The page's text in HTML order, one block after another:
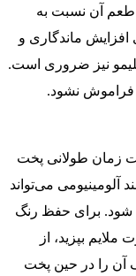
آن نسبت به
افزایش ماندگاری و
نیز ضروری است.
فراموش نشود.
زمان طولانی پخت
آلومینیومی می‌تواند
شود. برای حفظ رنگ
بپزید، از
آن را در حین پخت